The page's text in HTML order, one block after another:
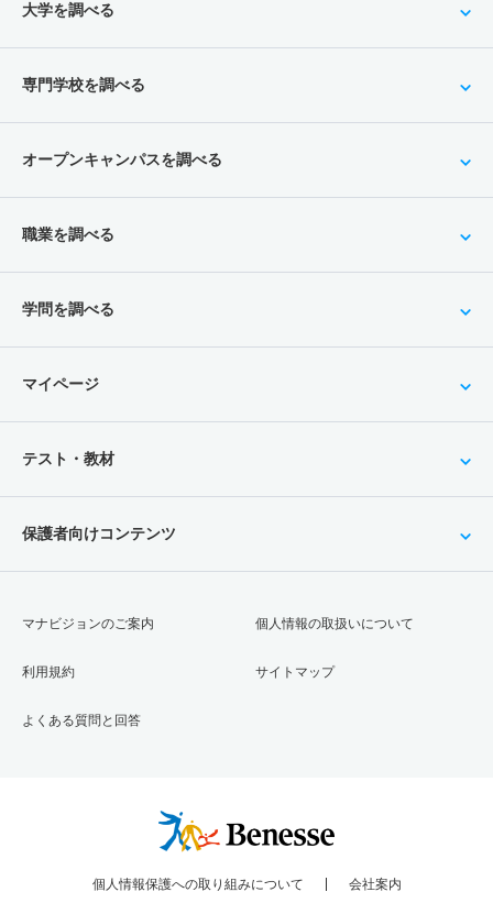
大学を調べる
専門学校を調べる
オープンキャンパスを調べる
職業を調べる
学問を調べる
マイページ
テスト・教材
保護者向けコンテンツ
マナビジョンのご案内
利用規約
よくある質問と回答
個人情報の取扱いについて
サイトマップ
個人情報保護への取り組みについて 会社案内